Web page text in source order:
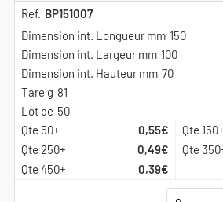
BP151007
150
100
70
81
50
0,55€
0,49€
0,39€